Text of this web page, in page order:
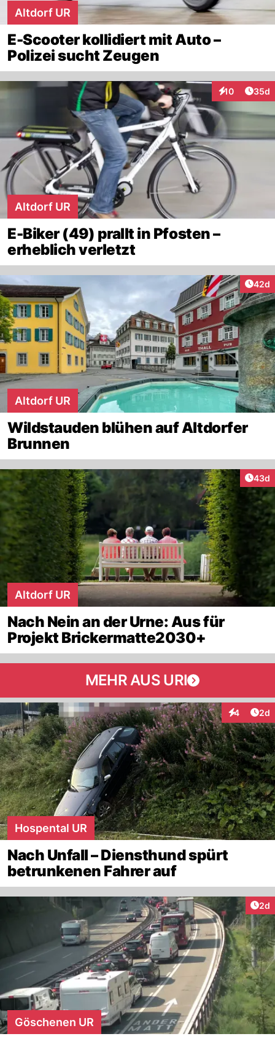
Altdorf UR
E-Scooter kollidiert mit Auto –
Polizei sucht Zeugen
10
Interaktionen
35d
Altdorf UR
E-Biker (49) prallt in Pfosten –
erheblich verletzt
42d
Altdorf UR
Wildstauden blühen auf Altdorfer
Brunnen
43d
Altdorf UR
Nach Nein an der Urne: Aus für
Projekt Brickermatte2030+
MEHR AUS URI
4 2d
Hospental UR
Nach Unfall – Diensthund spürt
betrunkenen Fahrer auf
2d
Göschenen UR